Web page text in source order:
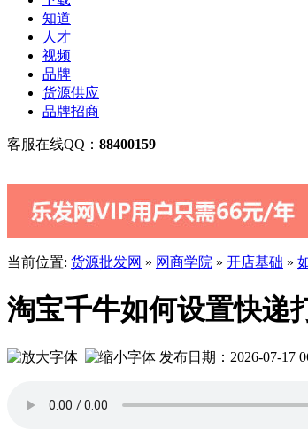
知道
人才
视频
品牌
货源供应
品牌招商
客服在线QQ： 88400159
当前位置: 货源批发网 » 网商学院 » 开店基础 »
淘宝千牛如何设置快递
发布日期：2026-07-17